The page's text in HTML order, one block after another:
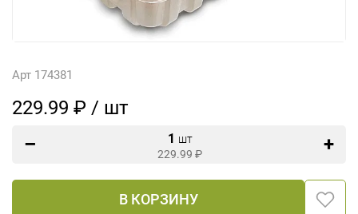
Арт 174381
229.99 ₽ / шт
1 шт
229.99 ₽
В КОРЗИНУ